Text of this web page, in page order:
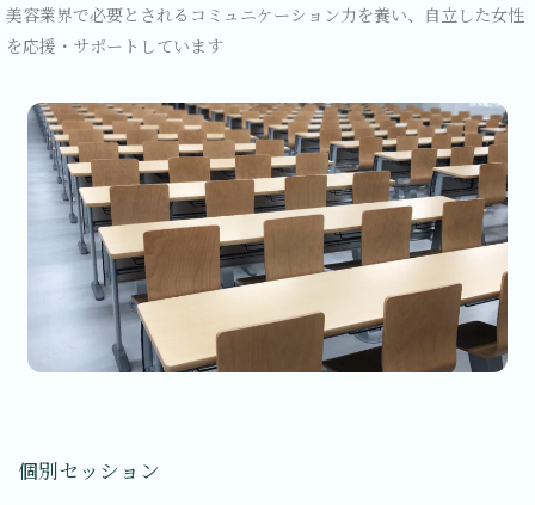
美容業界で必要とされるコミュニケーション力を養い、自立した女性
を応援・サポートしています
個別セッション